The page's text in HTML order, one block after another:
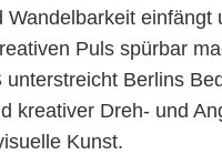
Wandelbarkeit einfängt
Puls spürbar
unterstreicht Berlins
kreativer Dreh- und
Kunst.